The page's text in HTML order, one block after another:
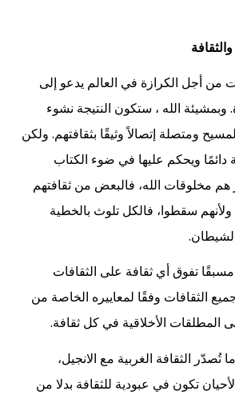
من أجل الكرازة في العالم يدعو إلى
وبمشيئة الله ، ستكون النتيجة نشوء
ومتصلة إتصالاً وثيقًا بثقافتهم. ولكن
دائمًا ويحكم عليها في ضوء الكتاب
مخلوقات الله، فالبعض من ثقافتهم
ولأنهم سقطوا، فالكل تلوث بالخطية
تفوق أي ثقافة على الثقافات
الثقافات وفقًا لمعاييره الخاصة من
المطلقات الأخلاقية في كل ثقافة.
تُصدّر الثقافة الغربية مع الانجيل،
تكون في عبودية للثقافة بدلا من